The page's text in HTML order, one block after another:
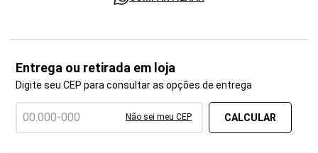
Entrega ou retirada em loja
Digite seu CEP para consultar as opções de entrega
Não sei meu CEP